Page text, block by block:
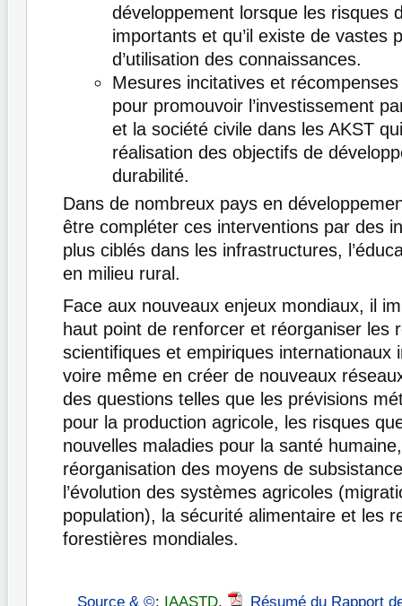
développement lorsque les risques
importants et qu’il existe de vastes
d’utilisation des connaissances.
Mesures incitatives et
pour promouvoir l’investissement
et la société civile dans les AKST
réalisation des objectifs de
durabilité.
Dans de nombreux pays en
être compléter ces interventions par des
plus ciblés dans les infrastructures,
en milieu rural.
Face aux nouveaux enjeux mondiaux, il
haut point de renforcer et réorganiser les
scientifiques et empiriques internationaux
voire même en créer de nouveaux
des questions telles que les prévisions
pour la production agricole, les risques
nouvelles maladies pour la santé
réorganisation des moyens de
l’évolution des systèmes agricoles
population), la sécurité alimentaire et les
forestières mondiales.
Source & ©: IAASTD, Résumé du Rapport